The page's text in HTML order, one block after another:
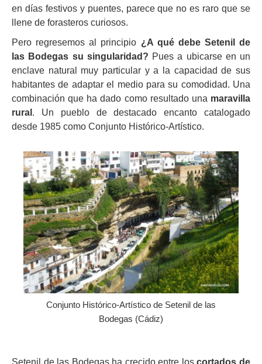
en días festivos y puentes, parece que no es raro que se
llene de forasteros curiosos.
Pero regresemos al principio ¿A qué debe Setenil de
las Bodegas su singularidad? Pues a ubicarse en un
enclave natural muy particular y a la capacidad de sus
habitantes de adaptar el medio para su comodidad. Una
combinación que ha dado como resultado una maravilla
rural . Un pueblo de destacado encanto catalogado
desde 1985 como Conjunto Histórico-Artístico.
Conjunto Histórico-Artístico de Setenil de las
Bodegas (Cádiz)
Setenil de las Bodegas ha crecido entre loscortados de